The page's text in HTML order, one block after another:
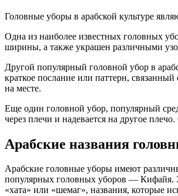
Головные уборы в арабской культуре
Одна из наиболее известных головных
ширины, а также украшен различными
Другой популярный головной убор в
краткое послание или паттерн,
на месте.
Еще один головной убор, популярный
через плечи и надевается на другое
Арабские названия
Арабские головные уборы имеют
популярных головных уборов — Кифайя.
«хата» или «шемаг», названия, которые